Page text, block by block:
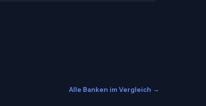
Alle Banken im Vergleich →